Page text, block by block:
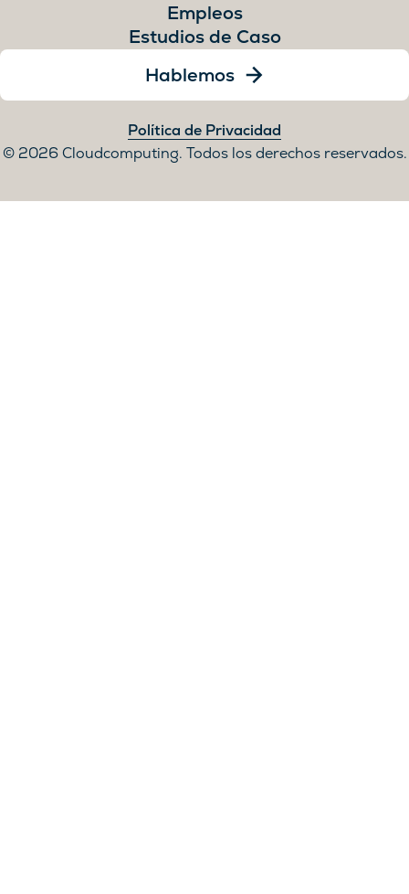
Empleos
Estudios de Caso
Hablemos
Política de Privacidad
2026 Cloudcomputing. Todos los derechos reservados.